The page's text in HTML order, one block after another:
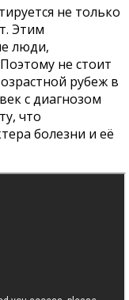
не только
Этим
люди,
не стоит
рубеж в
с диагнозом
что
болезни и её